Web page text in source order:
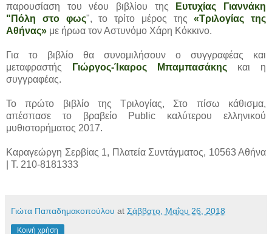
παρουσίαση του νέου βιβλίου της
Ευτυχίας Γιαννάκη
"Πόλη στο φως", το τρίτο μέρος της«Τριλογίας της
Αθήνας» με ήρωα τον Αστυνόμο Χάρη Κόκκινο.
Για το βιβλίο θα συνομιλήσουν ο συγγραφέας και
μεταφραστής
Γιώργος-Ίκαρος Μπαμπασάκης και η
συγγραφέας.
Το πρώτο βιβλίο της Τριλογίας, Στο πίσω κάθισμα,
απέσπασε το βραβείο Public καλύτερου ελληνικού
μυθιστορήματος 2017.
Καραγεώργη Σερβίας 1, Πλατεία Συντάγματος, 10563 Αθήνα
| T. 210-8181333
Γιώτα Παπαδημακοπούλου at Σάββατο, Μαΐου 26, 2018
Κοινή χρήση